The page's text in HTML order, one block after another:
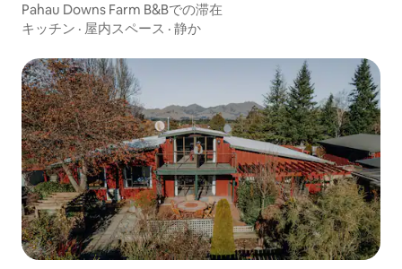
Pahau Downs Farm B&Bでの滞在
キッチン · 屋内スペース · 静か